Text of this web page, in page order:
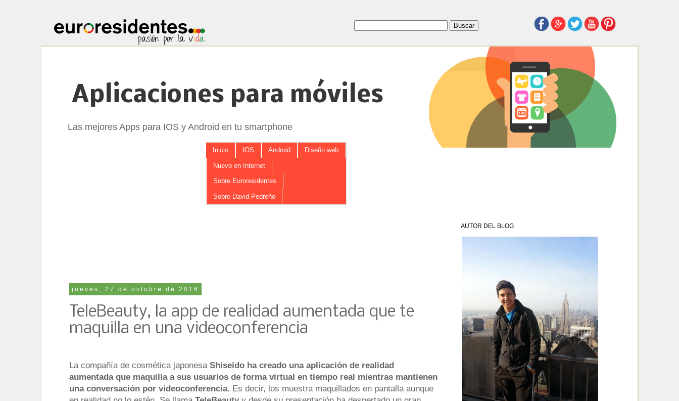
Aplicaciones para móviles
Las mejores Apps para IOS y Android en tu smartphone
Inicio IOS Android Diseño web
Nuevo en Internet
Sobre Euroresidentes
Sobre David Pedreño
jueves, 27 de octubre de 2016
TeleBeauty, la app de realidad aumentada que te
maquilla en una videoconferencia
La compañía de cosmética japonesa Shiseido ha creado una aplicación de realidad
aumentada que maquilla a sus usuarios de forma virtual en tiempo real mientras mantienen
una conversación por videoconferencia. Es decir, los muestra maquillados en pantalla aunque
AUTOR DEL BLOG